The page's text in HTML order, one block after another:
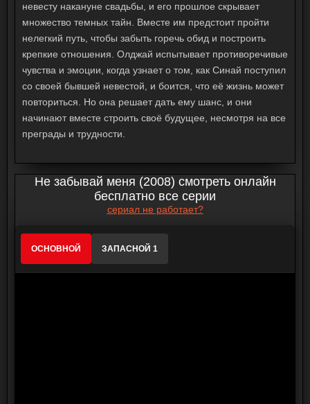
невесту накануне свадьбы, и его прошлое скрывает
множество темных тайн. Вместе им предстоит пройти
нелегкий путь, чтобы забыть горечь обид и построить
крепкие отношения. Олджай испытывает противоречивые
чувства и эмоции, когда узнает о том, как Синай поступил
со своей бывшей невестой, и боится, что её жизнь может
повториться. Но она решает дать ему шанс, и они
начинают вместе строить своё будущее, несмотря на все
преграды и трудности.
Не забывай меня (2008) смотреть онлайн
бесплатно все серии
сериал не работает?
ОСНОВНОЙ ЗАПАСНОЙ 1